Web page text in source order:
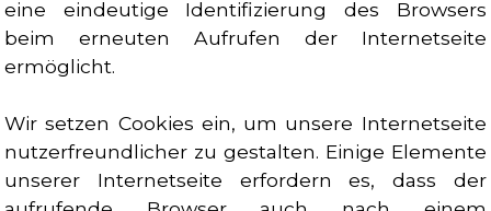
eine eindeutige Identifizierung des Browsers
beim erneuten Aufrufen der Internetseite
ermöglicht.
Wir setzen Cookies ein, um unsere Internetseite
nutzerfreundlicher zu gestalten. Einige Elemente
unserer Internetseite erfordern es, dass der